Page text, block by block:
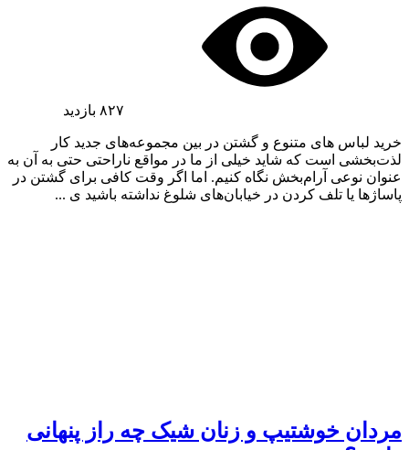
۸۲۷ بازدید
خرید لباس های متنوع و گشتن در بین مجموعه‌های جدید کار
لذت‌بخشی است که شاید خیلی از ما در مواقع ناراحتی حتی به آن به
عنوان نوعی آرام‌بخش نگاه کنیم. اما اگر وقت کافی برای گشتن در
پاساژها یا تلف کردن در خیابان‌های شلوغ نداشته باشید ی ...
مردان خوشتیپ و زنان شیک چه راز پنهانی